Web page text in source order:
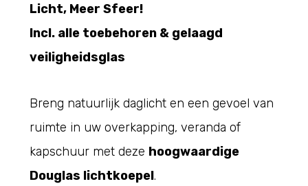
Licht, Meer Sfeer!
Incl. alle toebehoren & gelaagd
veiligheidsglas
Breng natuurlijk daglicht en een gevoel van
ruimte in uw overkapping, veranda of
kapschuur met deze hoogwaardige
Douglas lichtkoepel.